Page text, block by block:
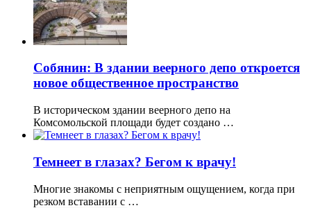
Собянин: В здании веерного депо откроется
новое общественное пространство
В историческом здании веерного депо на
Комсомольской площади будет создано …
Темнеет в глазах? Бегом к врачу!
Многие знакомы с неприятным ощущением, когда при
резком вставании с …